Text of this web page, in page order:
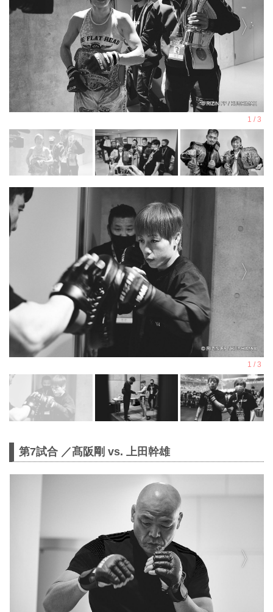
第7試合 ／髙阪剛 vs. 上田幹雄